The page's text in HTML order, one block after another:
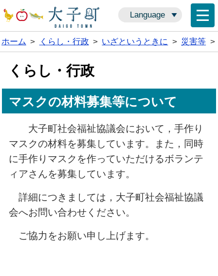
Language
ホーム > くらし・行政 > いざというときに > 災害等 >
くらし・行政
マスクの材料募集等について
大子町社会福祉協議会において，手作り
マスクの材料を募集しています。また，同時
に手作りマスクを作っていただけるボランテ
ィアさんを募集しています。
詳細につきましては，大子町社会福祉協議
会へお問い合わせください。
ご協力をお願い申し上げます。